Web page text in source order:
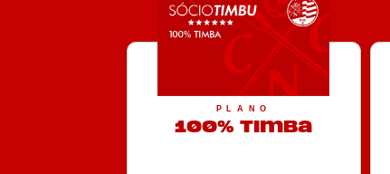
PLANO
100% Timba